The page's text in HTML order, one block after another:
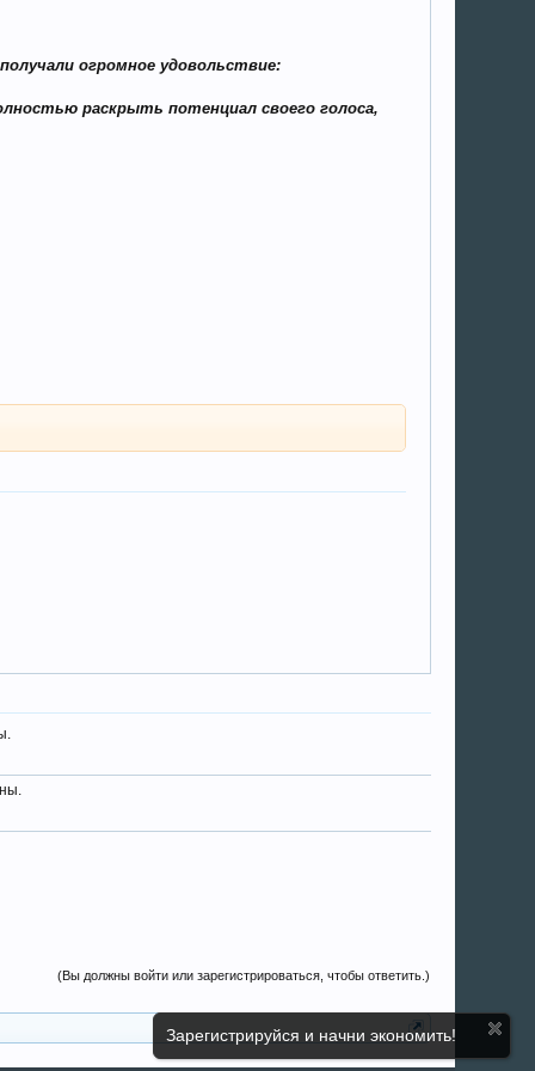
Зарегистрируйся и начни экономить!
огромное удовольствие:
раскрыть потенциал своего голоса,
(Вы должны войти или зарегистрироваться, чтобы ответить.)